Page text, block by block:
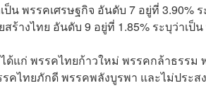
ป็น พรรคเศรษฐกิจ อันดับ 7 อยู่ที่ 3.90%
สร้างไทย อันดับ 9 อยู่ที่ 1.85% ระบุว่าเป็
ด้แก่ พรรคไทยก้าวใหม่ พรรคกล้าธรร
ไทยภักดี พรรคพลังบูรพา และไม่ประส